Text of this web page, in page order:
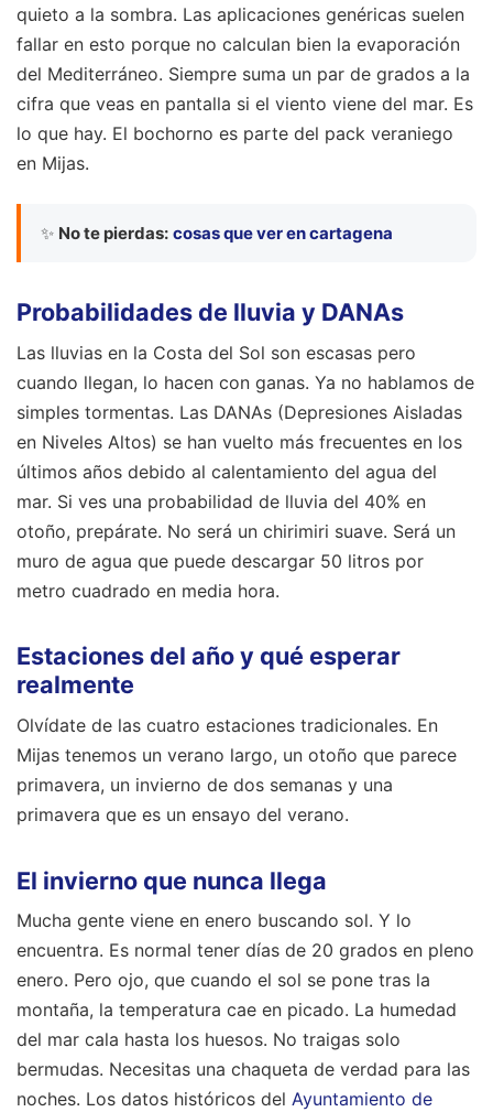
quieto a la sombra. Las aplicaciones genéricas suelen
fallar en esto porque no calculan bien la evaporación
del Mediterráneo. Siempre suma un par de grados a la
cifra que veas en pantalla si el viento viene del mar. Es
lo que hay. El bochorno es parte del pack veraniego
en Mijas.
✨ No te pierdas: cosas que ver en cartagena
Probabilidades de lluvia y DANAs
Las lluvias en la Costa del Sol son escasas pero
cuando llegan, lo hacen con ganas. Ya no hablamos de
simples tormentas. Las DANAs (Depresiones Aisladas
en Niveles Altos) se han vuelto más frecuentes en los
últimos años debido al calentamiento del agua del
mar. Si ves una probabilidad de lluvia del 40% en
otoño, prepárate. No será un chirimiri suave. Será un
muro de agua que puede descargar 50 litros por
metro cuadrado en media hora.
Estaciones del año y qué esperar
realmente
Olvídate de las cuatro estaciones tradicionales. En
Mijas tenemos un verano largo, un otoño que parece
primavera, un invierno de dos semanas y una
primavera que es un ensayo del verano.
El invierno que nunca llega
Mucha gente viene en enero buscando sol. Y lo
encuentra. Es normal tener días de 20 grados en pleno
enero. Pero ojo, que cuando el sol se pone tras la
montaña, la temperatura cae en picado. La humedad
del mar cala hasta los huesos. No traigas solo
bermudas. Necesitas una chaqueta de verdad para las
noches. Los datos históricos del Ayuntamiento de